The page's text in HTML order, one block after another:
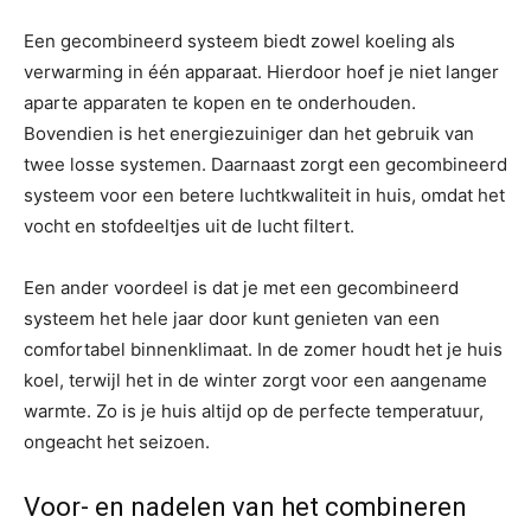
Een gecombineerd systeem biedt zowel koeling als
verwarming in één apparaat. Hierdoor hoef je niet langer
aparte apparaten te kopen en te onderhouden.
Bovendien is het energiezuiniger dan het gebruik van
twee losse systemen. Daarnaast zorgt een gecombineerd
systeem voor een betere luchtkwaliteit in huis, omdat het
vocht en stofdeeltjes uit de lucht filtert.
Een ander voordeel is dat je met een gecombineerd
systeem het hele jaar door kunt genieten van een
comfortabel binnenklimaat. In de zomer houdt het je huis
koel, terwijl het in de winter zorgt voor een aangename
warmte. Zo is je huis altijd op de perfecte temperatuur,
ongeacht het seizoen.
Voor- en nadelen van het combineren